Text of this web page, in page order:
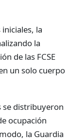
la
la
de las FCSE
un solo cuerpo
se distribuyeron
ocupación
la Guardia